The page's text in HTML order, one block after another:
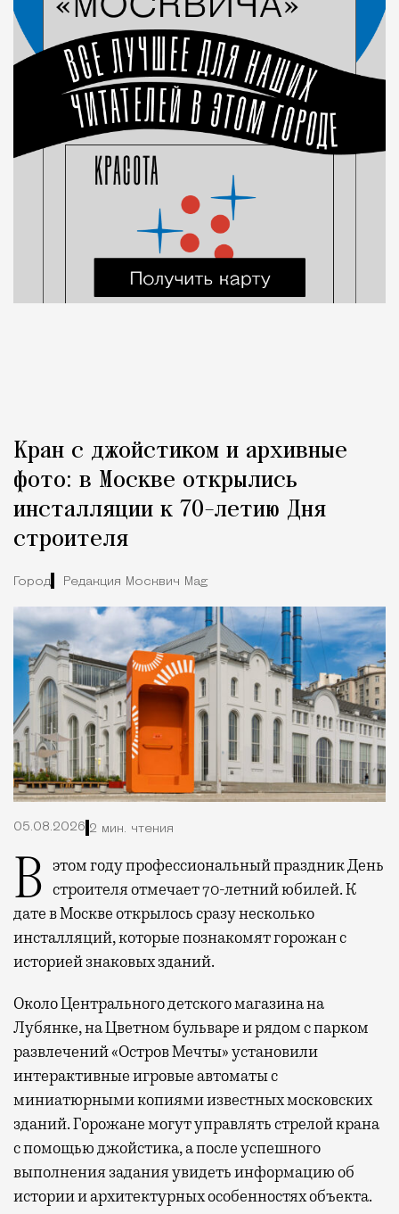
Кран с джойстиком и архивные
фото: в Москве открылись
инсталляции к 70-летию Дня
строителя
Город Редакция Москвич Mag
05.08.2026 2 мин. чтения
В этом году профессиональный праздник День строителя отмечает 70-летний юбилей. К
дате в Москве открылось сразу несколько
инсталляций, которые познакомят горожан с
историей знаковых зданий.
Около Центрального детского магазина на
Лубянке, на Цветном бульваре и рядом с парком
развлечений «Остров Мечты» установили
интерактивные игровые автоматы с
миниатюрными копиями известных московских
зданий. Горожане могут управлять стрелой крана
с помощью джойстика, а после успешного
выполнения задания увидеть информацию об
истории и архитектурных особенностях объекта.